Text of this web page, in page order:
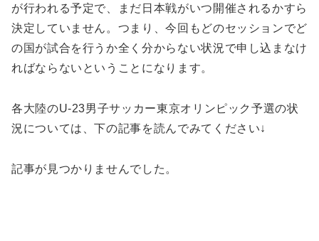
が行われる予定で、まだ日本戦がいつ開催されるかすら
決定していません。つまり、今回もどのセッションでど
の国が試合を行うか全く分からない状況で申し込まなけ
ればならないということになります。
各大陸のU-23男子サッカー東京オリンピック予選の状
況については、下の記事を読んでみてください↓
記事が見つかりませんでした。